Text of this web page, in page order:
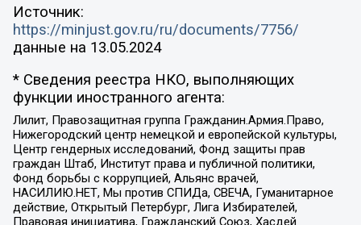
Источник:
https://minjust.gov.ru/ru/documents/7756/
данные на 13.05.2024
* Сведения реестра НКО, выполняющих
функции иностранного агента:
Лилит, Правозащитная группа Гражданин.Армия.Право,
Нижегородский центр немецкой и европейской культуры,
Центр гендерных исследований, Фонд защиты прав
граждан Штаб, Институт права и публичной политики,
Фонд борьбы с коррупцией, Альянс врачей,
НАСИЛИЮ.НЕТ, Мы против СПИДа, СВЕЧА, Гуманитарное
действие, Открытый Петербург, Лига Избирателей,
Правовая инициатива, Гражданский Союз, Хасдей